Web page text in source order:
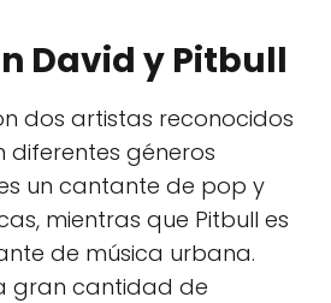
David y Pitbull
dos artistas reconocidos
diferentes géneros
un cantante de pop y
mientras que Pitbull es
de música urbana.
gran cantidad de